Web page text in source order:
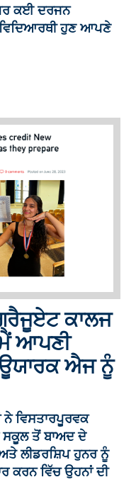
ਕਈ ਦਰਜਨ
ਹੁਣ ਆਪਣੇ
ਕਾਲਜ
ਆਪਣੀ
ਐਜ ਨੂੰ
ਵਿਸਤਾਰਪੂਰਵਕ
ਸਕੂਲ ਤੋਂ ਬਾਅਦ ਦੇ
ਲੀਡਰਸ਼ਿਪ ਹੁਨਰ ਨੂੰ
ਕਰਨ ਵਿੱਚ ਉਹਨਾਂ ਦੀ